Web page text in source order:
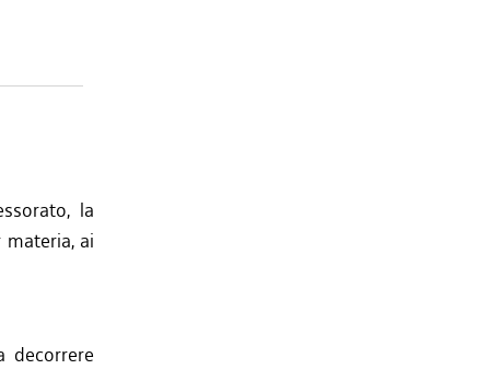
la
ai
decorrere